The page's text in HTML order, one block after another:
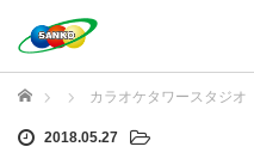
ホーム カラオケタワースタジオ
2018.05.27